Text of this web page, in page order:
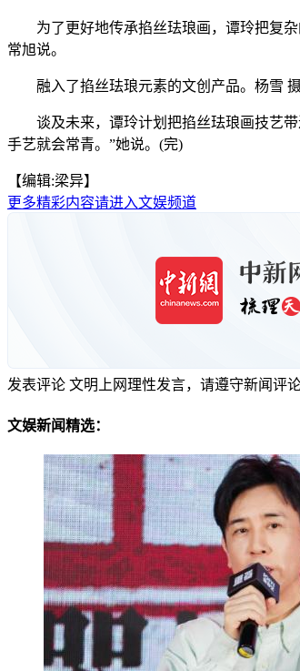
为了更好地传承掐丝珐琅画，谭玲把复杂
常旭说。
融入了掐丝珐琅元素的文创产品。杨雪
谈及未来，谭玲计划把掐丝珐琅画技艺带
手艺就会常青。”她说。(完)
【编辑:梁异】
更多精彩内容请进入文娱频道
发表评论 文明上网理性发言，请遵守新闻评
文娱新闻精选：